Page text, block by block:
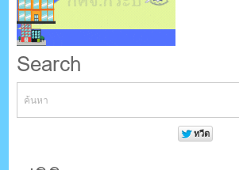
Search